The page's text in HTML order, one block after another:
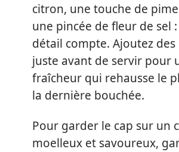
citron, une touche de
une pincée de fleur de sel
détail compte. Ajoutez des
juste avant de servir pour
fraîcheur qui rehausse le
la dernière bouchée.
Pour garder le cap sur un
moelleux et savoureux,